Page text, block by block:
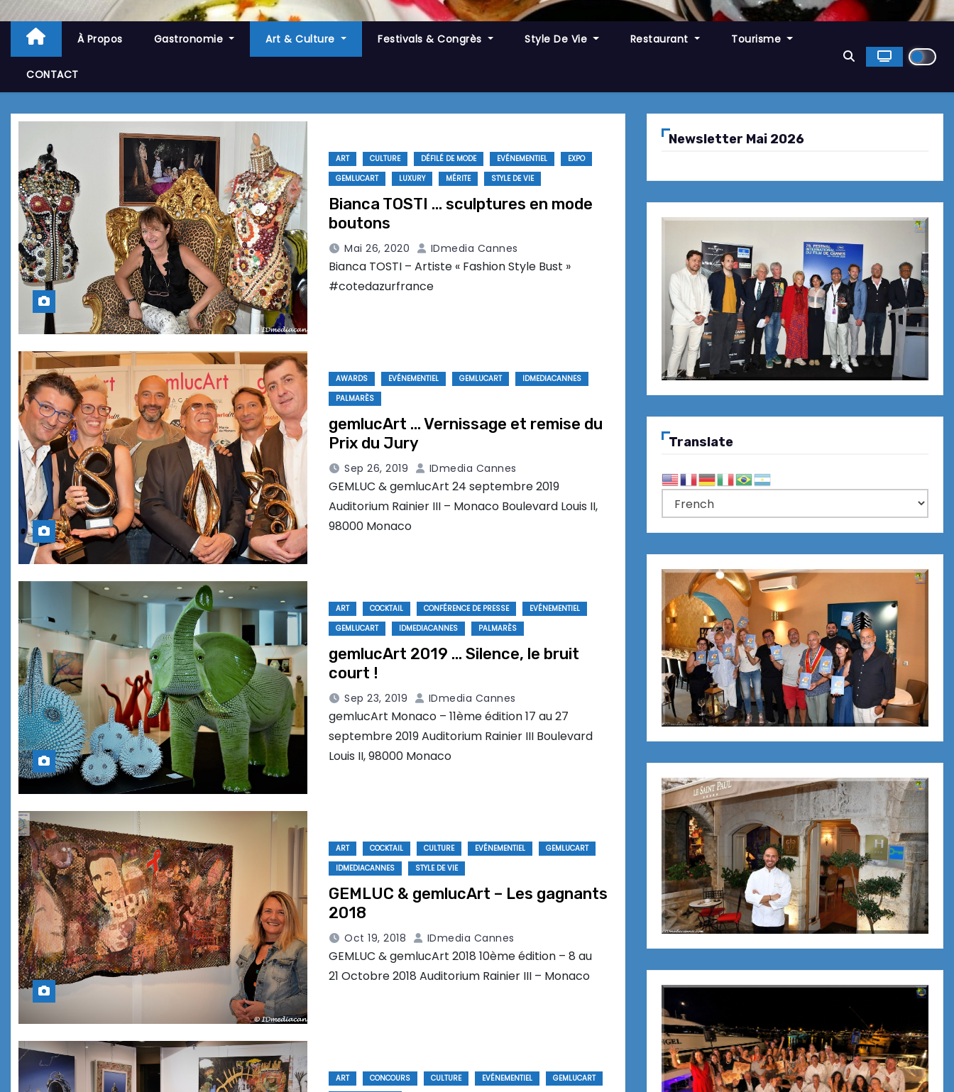
À Propos Gastronomie Art & Culture Festivals & Congrès Style De Vie Restaurant Tourisme
CONTACT
ART CULTURE DÉFILÉ DE MODE EVÉNEMENTIEL
EXPO
GEMLUCART
LUXURY MÉRITE STYLE DE VIE
Bianca TOSTI … sculptures en mode
boutons
Mai 26, 2020 IDmedia Cannes
Bianca TOSTI – Artiste « Fashion Style Bust »
#cotedazurfrance
AWARDS EVÉNEMENTIEL GEMLUCART
IDMEDIACANNES
PALMARÈS
gemlucArt … Vernissage et remise du
Prix du Jury
Sep 26, 2019 IDmedia Cannes
GEMLUC & gemlucArt 24 septembre 2019
Auditorium Rainier III – Monaco Boulevard Louis II,
98000 Monaco
ART COCKTAIL CONFÉRENCE DE PRESSE
EVÉNEMENTIEL
GEMLUCART
IDMEDIACANNES PALMARÈS
gemlucArt 2019 … Silence, le bruit
court !
Sep 23, 2019 IDmedia Cannes
gemlucArt Monaco – 11ème édition 17 au 27
septembre 2019 Auditorium Rainier III Boulevard
Louis II, 98000 Monaco
ART COCKTAIL CULTURE EVÉNEMENTIEL
GEMLUCART
IDMEDIACANNES
STYLE DE VIE
GEMLUC & gemlucArt – Les gagnants
2018
Oct 19, 2018 IDmedia Cannes
GEMLUC & gemlucArt 2018 10ème édition – 8 au
21 Octobre 2018 Auditorium Rainier III – Monaco
ART CONCOURS CULTURE EVÉNEMENTIEL
GEMLUCART
Newsletter Mai 2026
Translate